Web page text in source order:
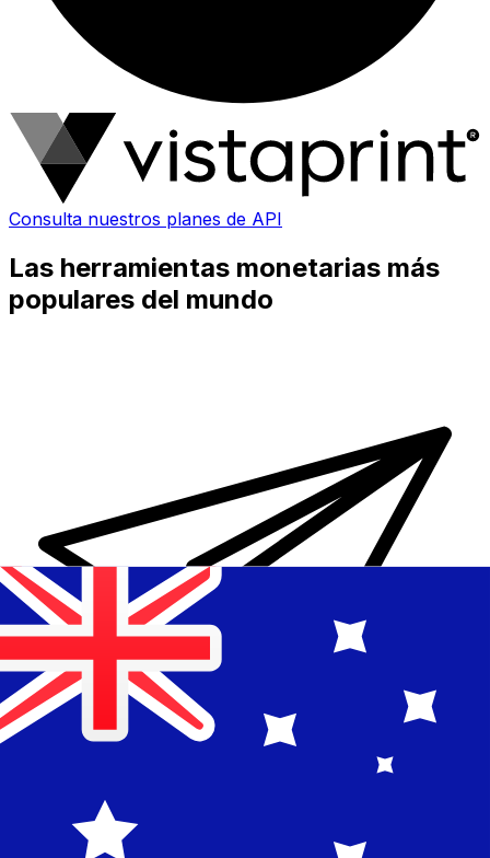
Consulta nuestros planes de API
Las herramientas monetarias más
populares del mundo
Transferencia Internacional de Dinero Xe